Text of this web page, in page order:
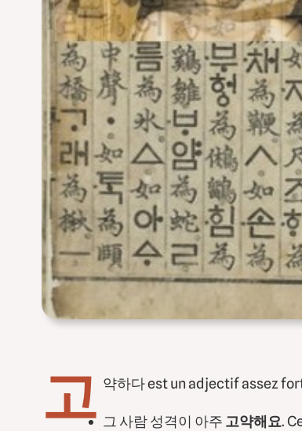
고 약하다 est un adjectif assez
그 사람 성격이 아주 고약해요.